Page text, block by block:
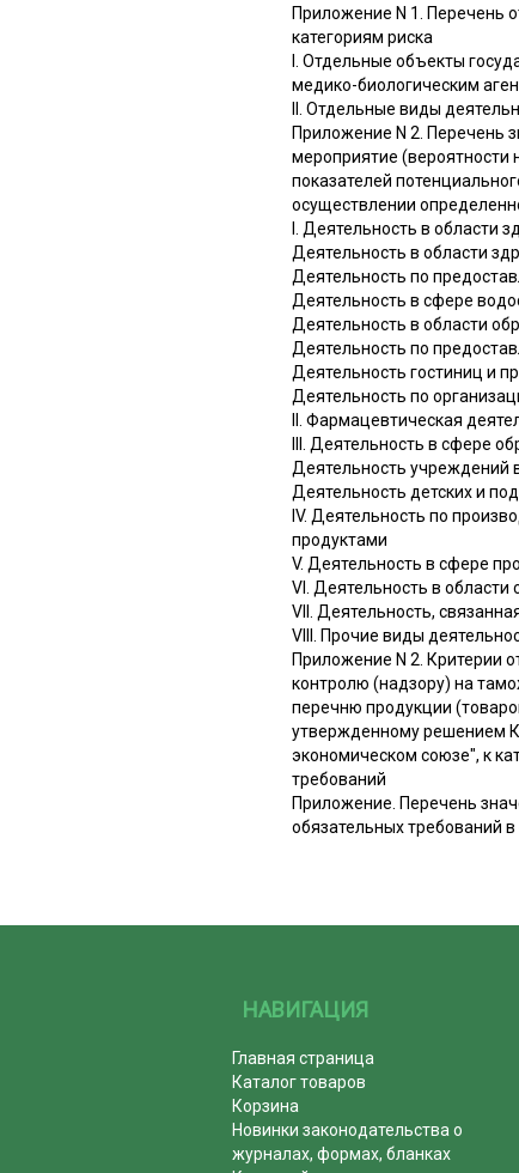
Приложение N 1. Перечень
категориям риска
I. Отдельные объекты
медико-биологическим
II. Отдельные виды
Приложение N 2. Перечень
мероприятие (вероятности
показателей
осуществлении
I. Деятельность в области
Деятельность в области
Деятельность по
Деятельность в сфере
Деятельность в области
Деятельность по
Деятельность гостиниц и
Деятельность по
II. Фармацевтическая
III. Деятельность в сфере
Деятельность учреждений
Деятельность детских и
IV. Деятельность по
продуктами
V. Деятельность в сфере
VI. Деятельность в области
VII. Деятельность,
VIII. Прочие виды
Приложение N 2. Критерии
контролю (надзору) на
перечню продукции
утвержденному решением
экономическом союзе", к
требований
Приложение. Перечень
обязательных требований
НАВИГАЦИЯ
Главная страница
Каталог товаров
Корзина
Новинки законодательства о
журналах, формах, бланках